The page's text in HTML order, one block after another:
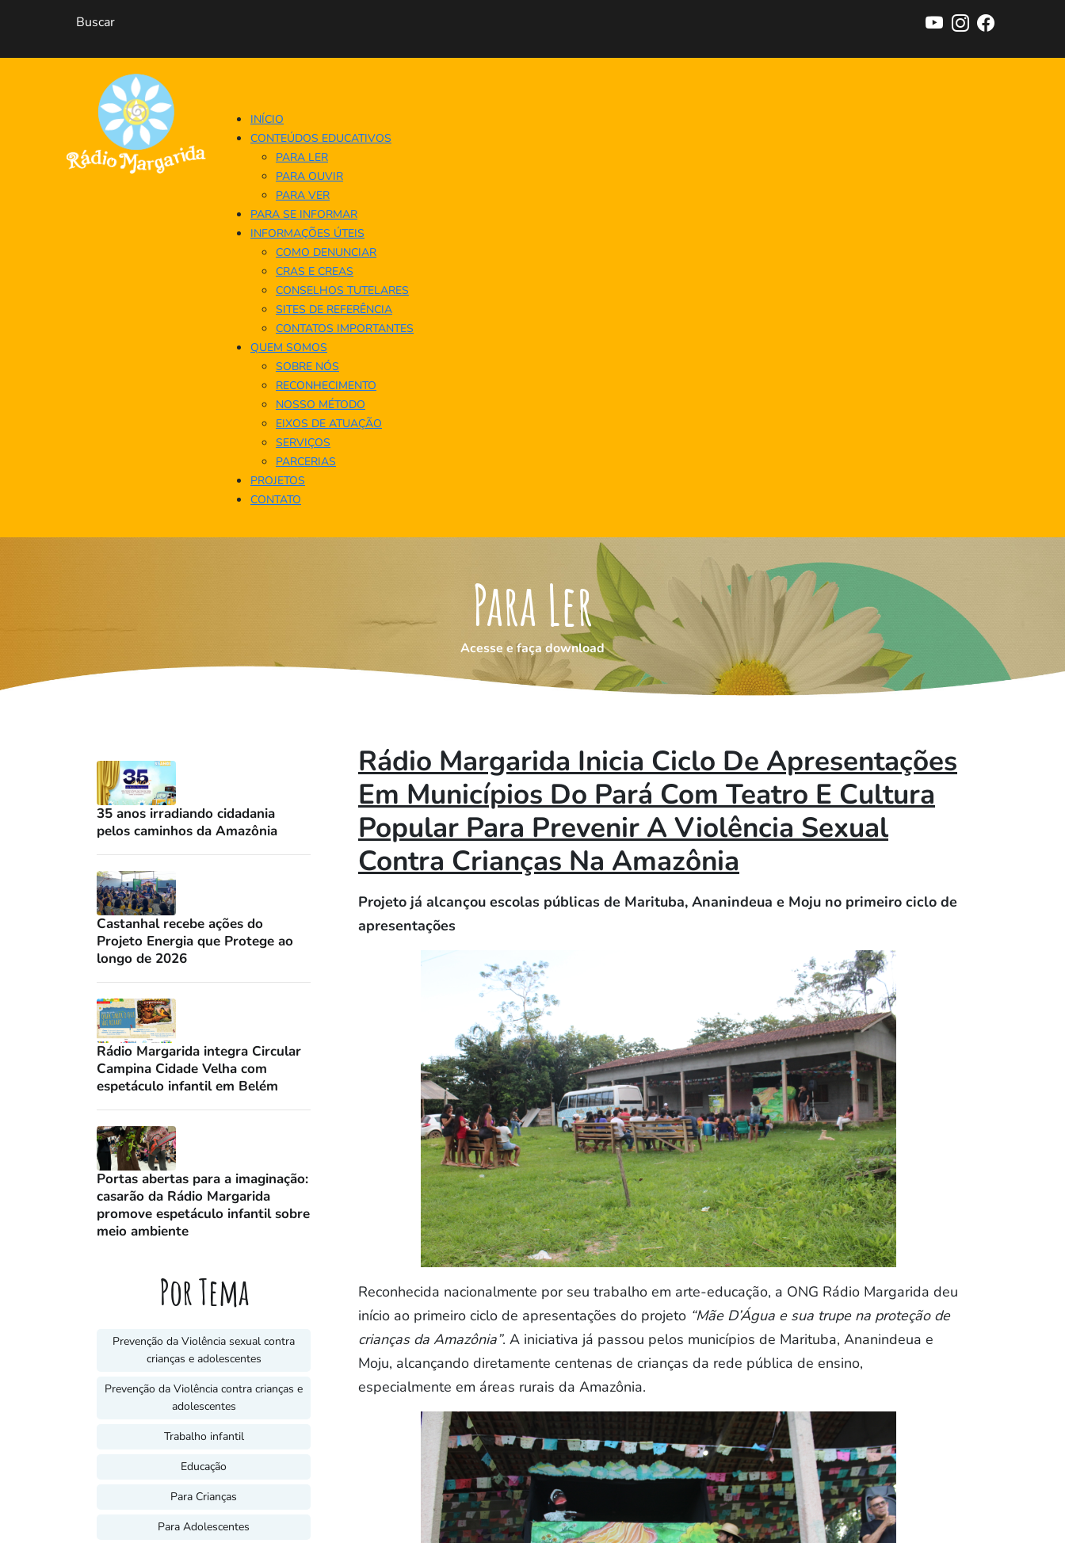
INÍCIO
CONTEÚDOS EDUCATIVOS
PARA LER
PARA OUVIR
PARA VER
PARA SE INFORMAR
INFORMAÇÕES ÚTEIS
COMO DENUNCIAR
CRAS E CREAS
CONSELHOS TUTELARES
SITES DE REFERÊNCIA
CONTATOS IMPORTANTES
QUEM SOMOS
SOBRE NÓS
RECONHECIMENTO
NOSSO MÉTODO
EIXOS DE ATUAÇÃO
SERVIÇOS
PARCERIAS
PROJETOS
CONTATO
Para Ler
Acesse e faça download
35 anos irradiando cidadania
pelos caminhos da Amazônia
Castanhal recebe ações do
Projeto Energia que Protege ao
longo de 2026
Rádio Margarida integra Circular
Campina Cidade Velha com
espetáculo infantil em Belém
Portas abertas para a imaginação:
casarão da Rádio Margarida
promove espetáculo infantil sobre
meio ambiente
Por Tema
Prevenção da Violência sexual contra
crianças e adolescentes
Prevenção da Violência contra crianças e
adolescentes
Trabalho infantil
Educação
Para Crianças
Para Adolescentes
Rádio Margarida Inicia Ciclo De Apresentações
Em Municípios Do Pará Com Teatro E Cultura
Popular Para Prevenir A Violência Sexual
Contra Crianças Na Amazônia
Projeto já alcançou escolas públicas de Marituba, Ananindeua e Moju no primeiro ciclo de
apresentações
Reconhecida nacionalmente por seu trabalho em arte-educação, a ONG Rádio Margarida deu
início ao primeiro ciclo de apresentações do projeto “Mãe D’Água e sua trupe na proteção de
crianças da Amazônia”. A iniciativa já passou pelos municípios de Marituba, Ananindeua e
Moju, alcançando diretamente centenas de crianças da rede pública de ensino,
especialmente em áreas rurais da Amazônia.